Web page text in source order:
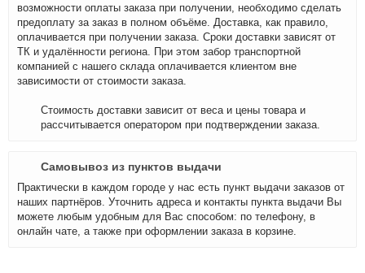
возможности оплаты заказа при получении, необходимо сделать
предоплату за заказ в полном объёме. Доставка, как правило,
оплачивается при получении заказа. Сроки доставки зависят от
ТК и удалённости региона. При этом забор транспортной
компанией с нашего склада оплачивается клиентом вне
зависимости от стоимости заказа.
Стоимость доставки зависит от веса и цены товара и
рассчитывается оператором при подтверждении заказа.
Самовывоз из пунктов выдачи
Практически в каждом городе у нас есть пункт выдачи заказов от
наших партнёров. Уточнить адреса и контакты пункта выдачи Вы
можете любым удобным для Вас способом: по телефону, в
онлайн чате, а также при оформлении заказа в корзине.